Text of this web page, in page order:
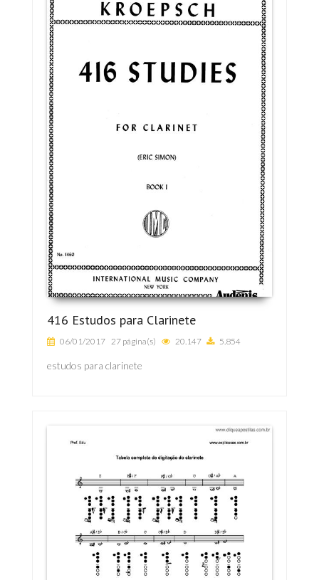
416 Estudos para Clarinete
06/01/2017 27 página(s) 20.147 5.854
estudos para clarinete